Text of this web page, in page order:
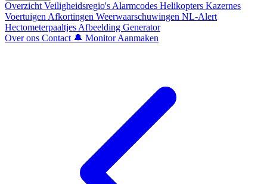
Overzicht Veiligheidsregio's Alarmcodes Helikopters Kazernes
Voertuigen Afkortingen Weerwaarschuwingen NL-Alert
Hectometerpaaltjes Afbeelding Generator
Over ons Contact 🔔 Monitor Aanmaken